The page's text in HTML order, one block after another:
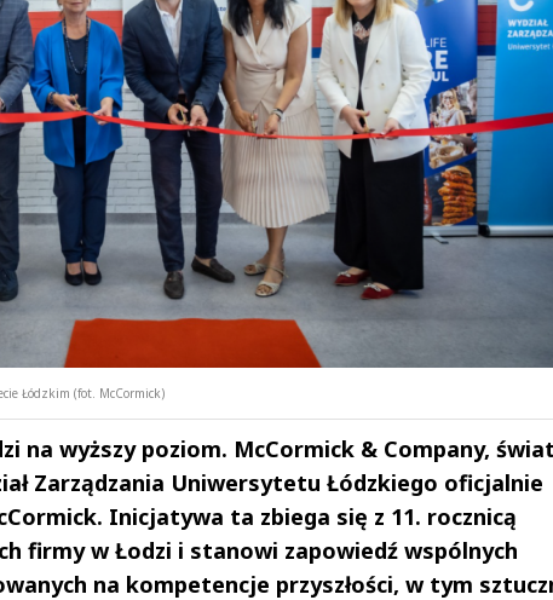
Łódzkim (fot. McCormick)
na wyższy poziom. McCormick & Company,
Zarządzania Uniwersytetu Łódzkiego oficjalnie
Inicjatywa ta zbiega się z 11. rocznicą
firmy w Łodzi i stanowi zapowiedź wspólnych
na kompetencje przyszłości, w tym